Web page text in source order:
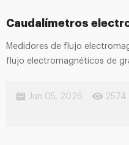
Caudalímetros
Medidores de flujo
flujo electromagnéticos de
Jun 05, 2026 2574